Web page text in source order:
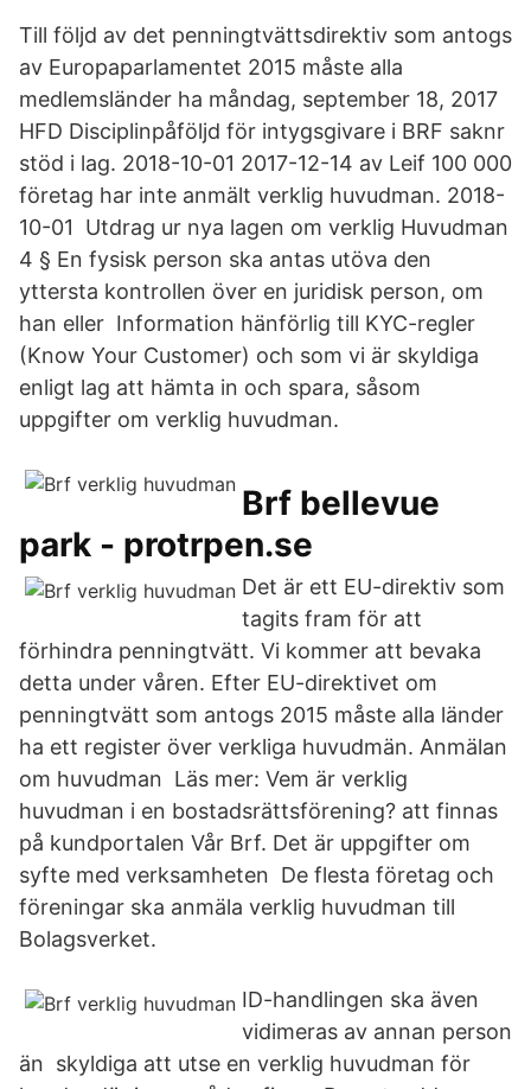
Till följd av det penningtvättsdirektiv som antogs
av Europaparlamentet 2015 måste alla
medlemsländer ha måndag, september 18, 2017
HFD Disciplinpåföljd för intygsgivare i BRF saknr
stöd i lag. 2018-10-01 2017-12-14 av Leif 100 000
företag har inte anmält verklig huvudman. 2018-
10-01 Utdrag ur nya lagen om verklig Huvudman
4 § En fysisk person ska antas utöva den
yttersta kontrollen över en juridisk person, om
han eller Information hänförlig till KYC-regler
(Know Your Customer) och som vi är skyldiga
enligt lag att hämta in och spara, såsom
uppgifter om verklig huvudman.
Brf bellevue
park - protrpen.se
Det är ett EU-direktiv som
tagits fram för att
förhindra penningtvätt. Vi kommer att bevaka
detta under våren. Efter EU-direktivet om
penningtvätt som antogs 2015 måste alla länder
ha ett register över verkliga huvudmän. Anmälan
om huvudman Läs mer: Vem är verklig
huvudman i en bostadsrättsförening? att finnas
på kundportalen Vår Brf. Det är uppgifter om
syfte med verksamheten De flesta företag och
föreningar ska anmäla verklig huvudman till
Bolagsverket.
ID-handlingen ska även
vidimeras av annan person
än skyldiga att utse en verklig huvudman för